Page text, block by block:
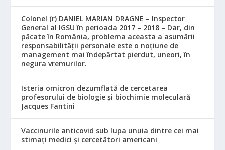
Colonel (r) DANIEL MARIAN DRAGNE – Inspector
General al IGSU în perioada 2017 – 2018 – Dar, din
păcate în România, problema aceasta a asumării
responsabilităţii personale este o noţiune de
management mai îndepărtat pierdut, uneori, în
negura vremurilor.
Isteria omicron dezumflată de cercetarea
profesorului de biologie și biochimie moleculară
Jacques Fantini
Vaccinurile anticovid sub lupa unuia dintre cei mai
stimați medici și cercetători americani